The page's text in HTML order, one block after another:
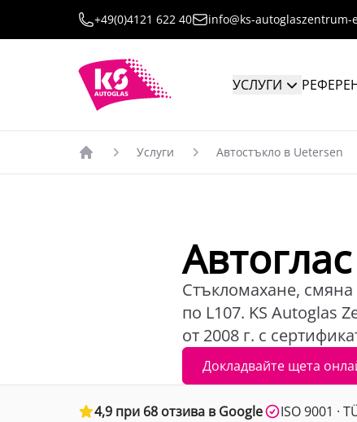
+49(0)4121 622 40 info@ks-
УСЛУГИ
Услуги Автостъкло в Uetersen
Стъкломахане, смяна
по L107. KS Autoglas
от 2008 г. с
Докладвайте щета
4,9 при 68 отзива в Google ISO 9001 ·